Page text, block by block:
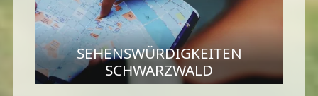
SEHENSWÜRDIGKEITEN
SCHWARZWALD